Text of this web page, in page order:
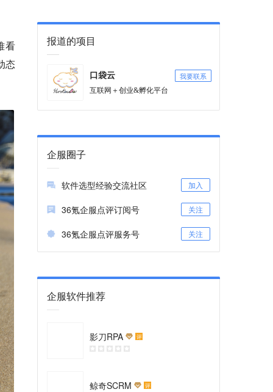
看
态
报道的项目
口袋云 我要联系
互联网＋创业&孵化平台
企服圈子
软件选型经验交流社区 加入
36氪企服点评订阅号 关注
36氪企服点评服务号 关注
企服软件推荐
影刀RPA 评
鲸奇SCRM 评